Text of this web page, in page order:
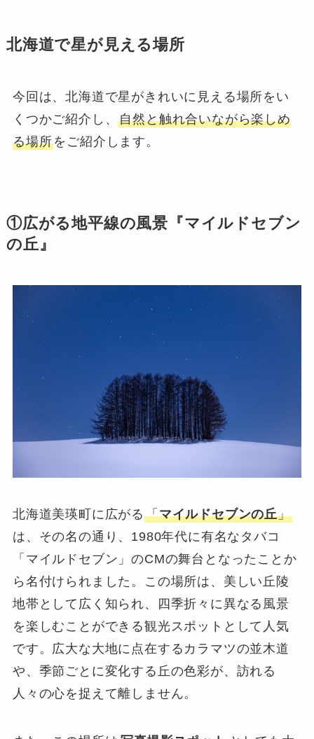
北海道で星が見える場所
今回は、北海道で星がきれいに見える場所をい
くつかご紹介し、自然と触れ合いながら楽しめ
る場所をご紹介します。
①広がる地平線の風景『マイルドセブン
の丘』
北海道美瑛町に広がる 「マイルドセブンの丘」
は、その名の通り、1980年代に有名なタバコ
「マイルドセブン」のCMの舞台となったことか
ら名付けられました。この場所は、美しい丘陵
地帯として広く知られ、四季折々に異なる風景
を楽しむことができる観光スポットとして人気
です。広大な大地に点在するカラマツの並木道
や、季節ごとに変化する丘の色彩が、訪れる
人々の心を捉えて離しません。